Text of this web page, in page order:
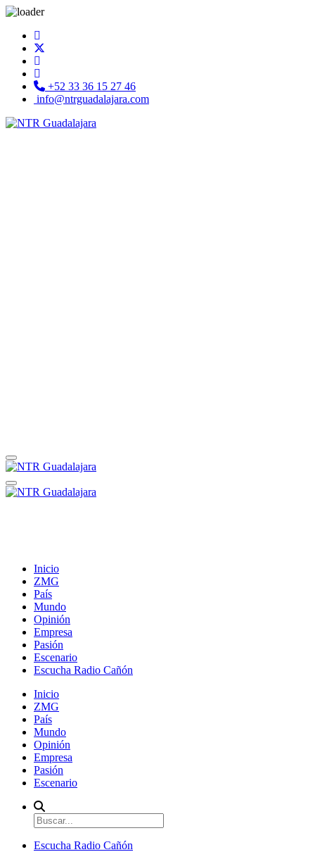
+52 33 36 15 27 46
info@ntrguadalajara.com
Inicio
ZMG
País
Mundo
Opinión
Empresa
Pasión
Escenario
Escucha Radio Cañón
Inicio
ZMG
País
Mundo
Opinión
Empresa
Pasión
Escenario
Escucha Radio Cañón